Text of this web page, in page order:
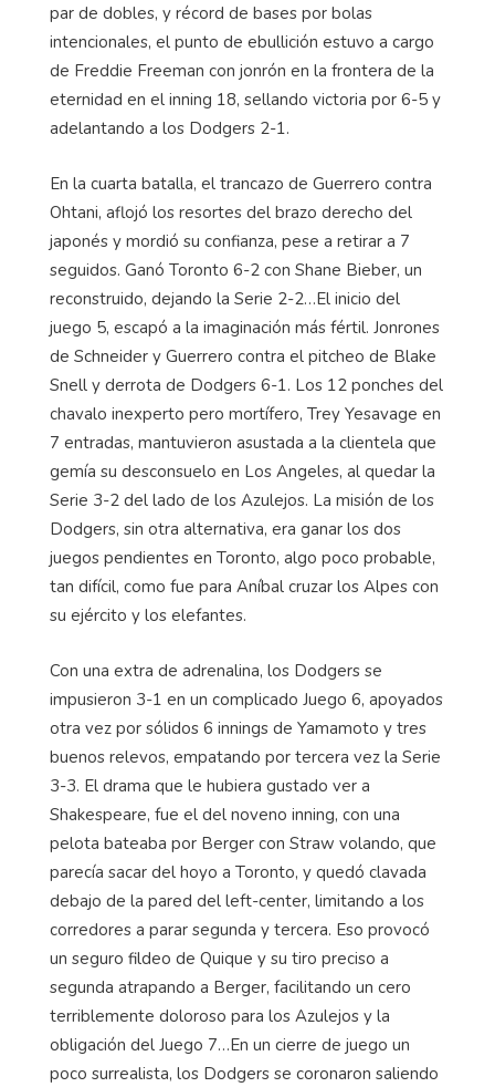
par de dobles, y récord de bases por bolas
intencionales, el punto de ebullición estuvo a cargo
de Freddie Freeman con jonrón en la frontera de la
eternidad en el inning 18, sellando victoria por 6-5 y
adelantando a los Dodgers 2-1.
En la cuarta batalla, el trancazo de Guerrero contra
Ohtani, aflojó los resortes del brazo derecho del
japonés y mordió su confianza, pese a retirar a 7
seguidos. Ganó Toronto 6-2 con Shane Bieber, un
reconstruido, dejando la Serie 2-2…El inicio del
juego 5, escapó a la imaginación más fértil. Jonrones
de Schneider y Guerrero contra el pitcheo de Blake
Snell y derrota de Dodgers 6-1. Los 12 ponches del
chavalo inexperto pero mortífero, Trey Yesavage en
7 entradas, mantuvieron asustada a la clientela que
gemía su desconsuelo en Los Angeles, al quedar la
Serie 3-2 del lado de los Azulejos. La misión de los
Dodgers, sin otra alternativa, era ganar los dos
juegos pendientes en Toronto, algo poco probable,
tan difícil, como fue para Aníbal cruzar los Alpes con
su ejército y los elefantes.
Con una extra de adrenalina, los Dodgers se
impusieron 3-1 en un complicado Juego 6, apoyados
otra vez por sólidos 6 innings de Yamamoto y tres
buenos relevos, empatando por tercera vez la Serie
3-3. El drama que le hubiera gustado ver a
Shakespeare, fue el del noveno inning, con una
pelota bateaba por Berger con Straw volando, que
parecía sacar del hoyo a Toronto, y quedó clavada
debajo de la pared del left-center, limitando a los
corredores a parar segunda y tercera. Eso provocó
un seguro fildeo de Quique y su tiro preciso a
segunda atrapando a Berger, facilitando un cero
terriblemente doloroso para los Azulejos y la
obligación del Juego 7…En un cierre de juego un
poco surrealista, los Dodgers se coronaron saliendo